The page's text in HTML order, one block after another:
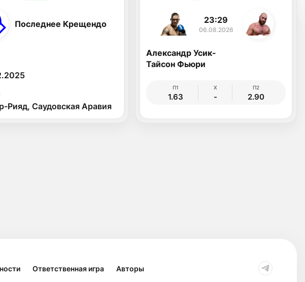
Последнее Крещендо
Рияд, Саудовская Аравия
23:29
06.08.2026
Александр Усик-
Тайсон Фьюри
П1
1.63
Х
-
П2
2.90
Ответственная игра Авторы